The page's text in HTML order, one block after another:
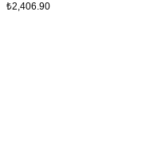
₺2,406.90